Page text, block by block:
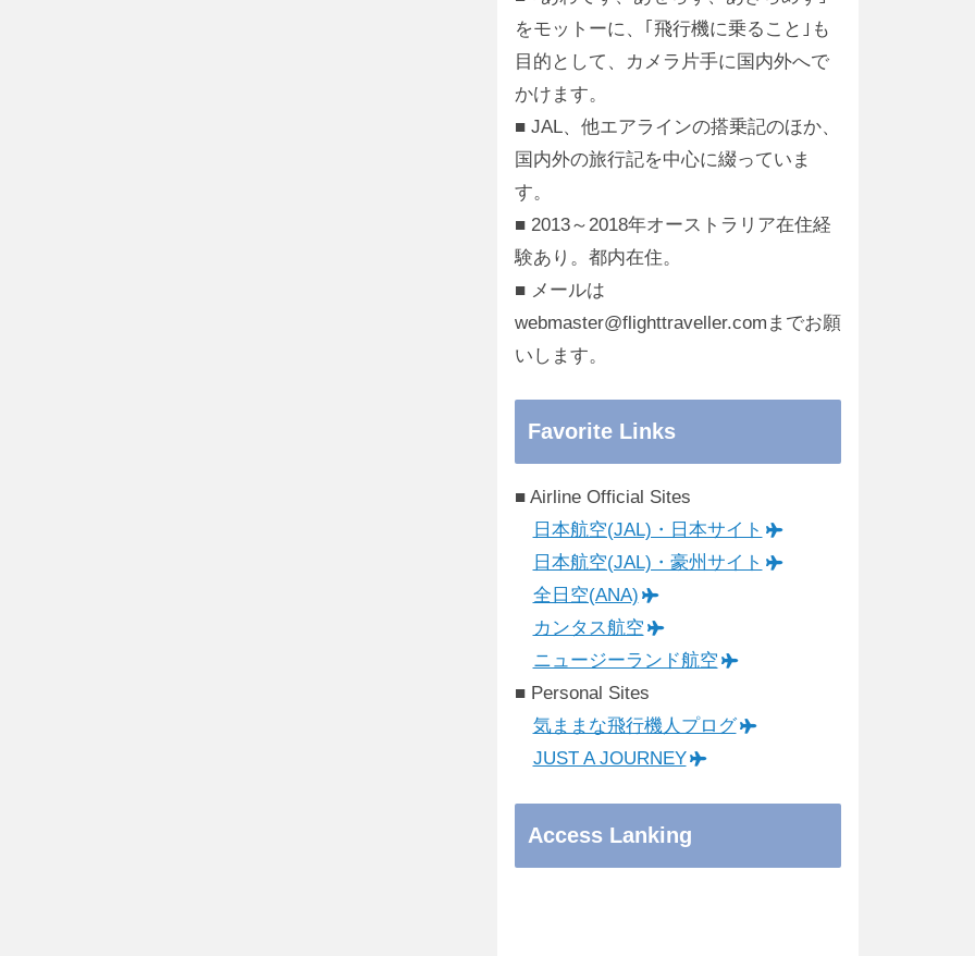
をモットーに、｢飛行機に乗ること｣も
目的として、カメラ片手に国内外へで
かけます。
■ JAL、他エアラインの搭乗記のほか、
国内外の旅行記を中心に綴っていま
す。
■ 2013～2018年オーストラリア在住経
験あり。都内在住。
■ メールは
webmaster@flighttraveller.comまでお願
いします。
Favorite Links
■ Airline Official Sites
日本航空(JAL)・日本サイト
日本航空(JAL)・豪州サイト
全日空(ANA)
カンタス航空
ニュージーランド航空
■ Personal Sites
気ままな飛行機人プログ
JUST A JOURNEY
Access Lanking